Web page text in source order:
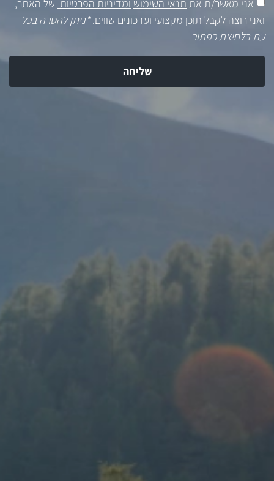
אני מאשר/ת את תנאי השימוש ומדיניות הפרטיות של האתר,
ואני רוצה לקבל תוכן מקצועי ועדכונים שווים.*ניתן להסרה בכל
עת בלחיצת כפתור
שליחה